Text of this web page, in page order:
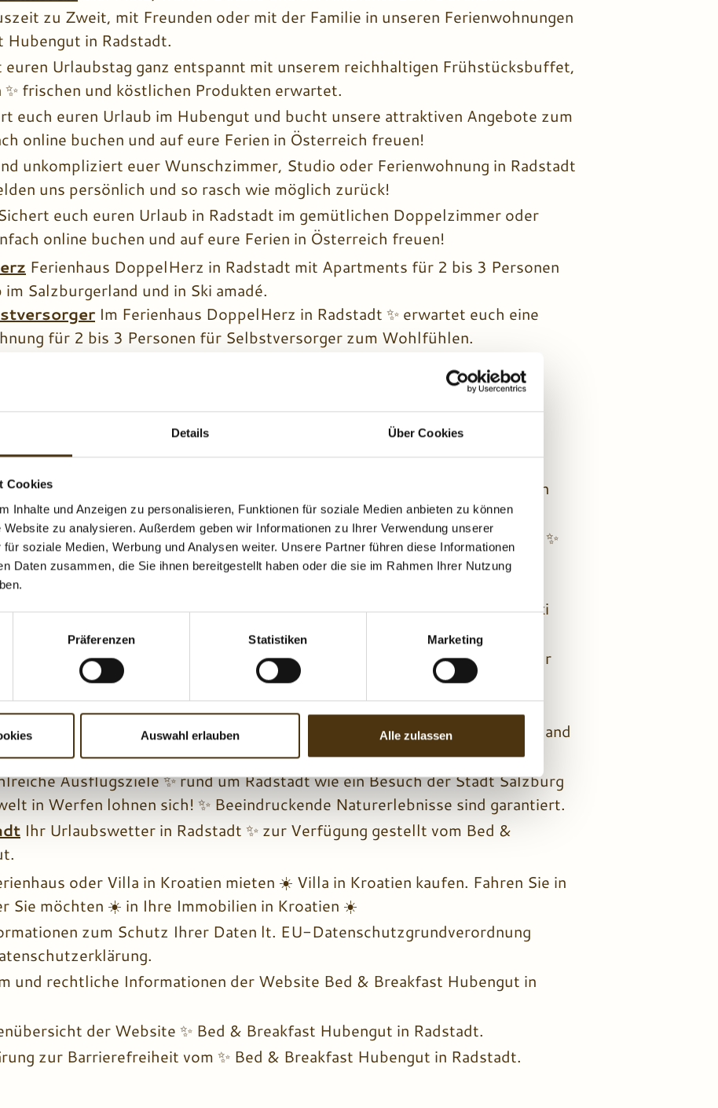
Details Über Cookies
Cookies
Inhalte und Anzeigen zu personalisieren, Funktionen für soziale Medien anbieten zu können
zu analysieren. Außerdem geben wir Informationen zu Ihrer Verwendung unserer
soziale Medien, Werbung und Analysen weiter. Unsere Partner führen diese Informationen
Daten zusammen, die Sie ihnen bereitgestellt haben oder die sie im Rahmen Ihrer Nutzung
Präferenzen Statistiken Marketing
Auswahl erlauben Alle zulassen
zu Zweit, mit Freunden oder mit der Familie in unseren Ferienwohnungen
Hubengut in Radstadt.
euren Urlaubstag ganz entspannt mit unserem reichhaltigen Frühstücksbuffet,
✨ frischen und köstlichen Produkten erwartet.
euch euren Urlaub im Hubengut und bucht unsere attraktiven Angebote zum
online buchen und auf eure Ferien in Österreich freuen!
unkompliziert euer Wunschzimmer, Studio oder Ferienwohnung in Radstadt
uns persönlich und so rasch wie möglich zurück!
euch euren Urlaub in Radstadt im gemütlichen Doppelzimmer oder
online buchen und auf eure Ferien in Österreich freuen!
Ferienhaus DoppelHerz in Radstadt mit Apartments für 2 bis 3 Personen
Salzburgerland und in Ski amadé.
Im Ferienhaus DoppelHerz in Radstadt ✨ erwartet euch eine
für 2 bis 3 Personen für Selbstversorger zum Wohlfühlen.
✨ Wir melden uns persönlich und so rasch wie möglich zurück!
euch euren Urlaub in Radstadt in einer Ferienwohnung für
Ferienhaus DoppelHerz ✨ – einfach online buchen und auf eure Ferien in
ihr euch nach Momenten sehnt, die nur euch beiden gehören, dann ist ein
Bed & Breakfast Hubengut genau das Richtige.
Berge erkundet, leidenschaftlicher Golfer, sportlich aktiv seid oder den ✨
möchtet – unser kleines Städtchen bereichert euren Urlaub zu jeder
Vielfalt!
PisteBei uns habt ihr die Wahl zwischen den zwei Skigebieten, die ✨ Ski
die euren Skiurlaub unvergesslich machen:
am GolfplatzBei uns im Bed & Breakfast Hubengut in Radstadt wohnt ihr
✨ Perfekter könnte die Lage für euren Golfurlaub kaum sein.
unsere Gäste im Bed & Breakfast Hubengut genießt ihr zahlreiche
Vergünstigungen ✨für einen rundum gelungenen Urlaub im Salzburgerland
Ausflugsziele ✨ rund um Radstadt wie ein Besuch der Stadt Salzburg
in Werfen lohnen sich! ✨ Beeindruckende Naturerlebnisse sind garantiert.
Ihr Urlaubswetter in Radstadt ✨ zur Verfügung gestellt vom Bed &
oder Villa in Kroatien mieten ☀️ Villa in Kroatien kaufen. Fahren Sie in
Sie möchten ☀️ in Ihre Immobilien in Kroatien ☀️
zum Schutz Ihrer Daten lt. EU-Datenschutzgrundverordnung
und rechtliche Informationen der Website Bed & Breakfast Hubengut in
der Website ✨ Bed & Breakfast Hubengut in Radstadt.
zur Barrierefreiheit vom ✨ Bed & Breakfast Hubengut in Radstadt.